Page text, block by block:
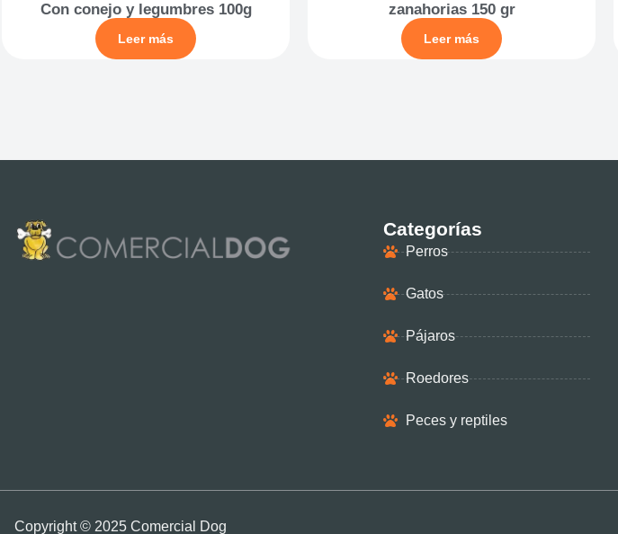
Con conejo y legumbres 100g
Leer más
zanahorias 150 gr
Leer más
Categorías
Perros
Gatos
Pájaros
Roedores
Peces y reptiles
Copyright © 2025 Comercial Dog